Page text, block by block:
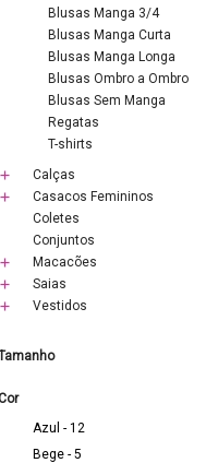
Blusas Manga 3/4
Blusas Manga Curta
Blusas Manga Longa
Blusas Ombro a Ombro
Blusas Sem Manga
Regatas
T-shirts
Calças
Casacos Femininos
Coletes
Conjuntos
Macacões
Saias
Vestidos
Azul - 12
Bege - 5